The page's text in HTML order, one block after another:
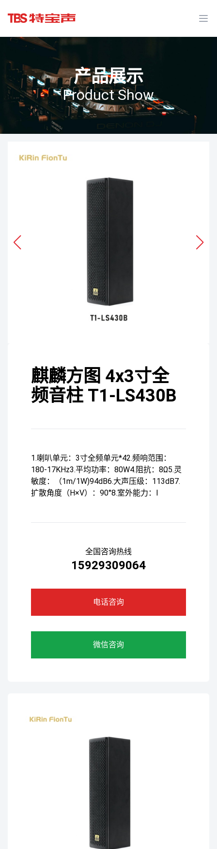
产品展示
Product Show
麒麟方图 4x3寸全
频音柱 T1-LS430B
1.喇叭单元：3寸全频单元*42.频响范围：
180-17KHz3.平均功率：80W4.阻抗：8Ω5.灵
敏度：（1m/1W)94dB6.大声压级：113dB7.
扩散角度（H×V）：90°8.室外能力：I
全国咨询热线
15929309064
电话咨询
微信咨询